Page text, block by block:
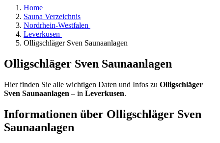
Home
Sauna Verzeichnis
Nordrhein-Westfalen
Leverkusen
Olligschläger Sven Saunaanlagen
Olligschläger Sven Saunaanlagen
Hier finden Sie alle wichtigen Daten und Infos zu Olligschläger
Sven Saunaanlagen – in Leverkusen.
Informationen über Olligschläger Sven
Saunaanlagen